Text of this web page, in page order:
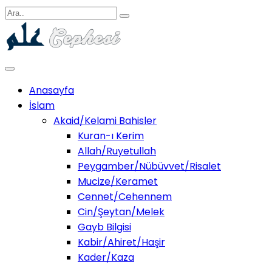
Anasayfa
İslam
Akaid/Kelami Bahisler
Kuran-ı Kerim
Allah/Ruyetullah
Peygamber/Nübüvvet/Risalet
Mucize/Keramet
Cennet/Cehennem
Cin/Şeytan/Melek
Gayb Bilgisi
Kabir/Ahiret/Haşir
Kader/Kaza